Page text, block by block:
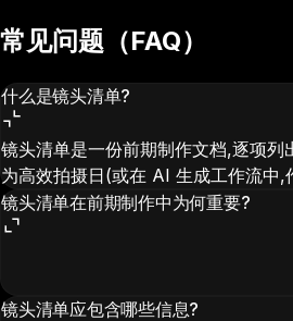
常见问题（FAQ）
什么是镜头清单?
镜头清单是一份前期制作文档,逐项
为高效拍摄日(或在 AI 生成工作流中,
镜头清单在前期制作中为何重要?
镜头清单应包含哪些信息?